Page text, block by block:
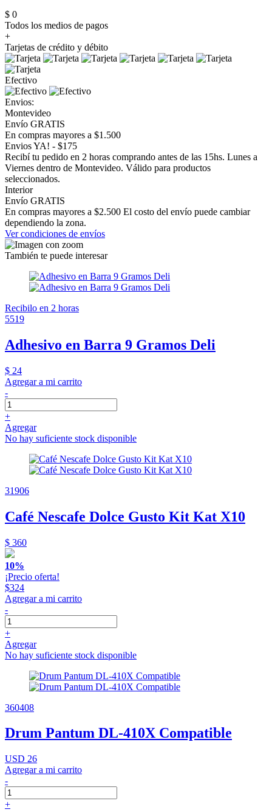
$ 0
Todos los medios de pagos
+
Tarjetas de crédito y débito
Efectivo
Envios:
Montevideo
Envío GRATIS
En compras mayores a $1.500
Envios YA! - $175
Recibí tu pedido en 2 horas comprando antes de las 15hs. Lunes a
Viernes dentro de Montevideo. Válido para productos
seleccionados.
Interior
Envío GRATIS
En compras mayores a $2.500 El costo del envío puede cambiar
dependiendo la zona.
Ver condiciones de envíos
También te puede interesar
Recibilo en 2 horas
5519
Adhesivo en Barra 9 Gramos Deli
$ 24
Agregar a mi carrito
-
+
Agregar
No hay suficiente stock disponible
31906
Café Nescafe Dolce Gusto Kit Kat X10
$ 360
10%
¡Precio oferta!
$324
Agregar a mi carrito
-
+
Agregar
No hay suficiente stock disponible
360408
Drum Pantum DL-410X Compatible
USD 26
Agregar a mi carrito
-
+